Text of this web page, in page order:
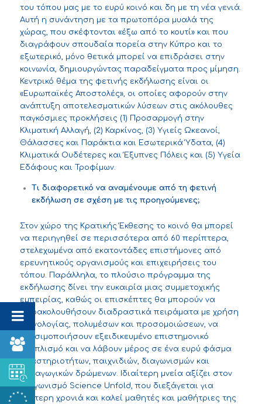
του τόπου μας με το ευρύ κοινό και δη με τη νέα γενιά.
Αυτή η συνάντηση με τα πρωτοπόρα μυαλά της
χώρας, που σκέφτονται «έξω από το κουτί» και που
διαγράφουν σπουδαία πορεία στην Κύπρο και το
εξωτερικό, μόνο θετικά μπορεί να επιδράσει στην
κοινωνία, δημιουργώντας παραδείγματα προς μίμηση.
Κεντρικό θέμα της φετινής εκδήλωσης είναι οι
«Ευρωπαϊκές Αποστολές», οι οποίες αφορούν στην
ανάπτυξη αποτελεσματικών λύσεων στις ακόλουθες
παγκόσμιες προκλήσεις (1) Προσαρμογή στην
Κλιματική Αλλαγή, (2) Καρκίνος, (3) Υγιείς Ωκεανοί,
Θάλασσες και Παράκτια και Εσωτερικά Ύδατα, (4)
Κλιματικά Ουδέτερες και Έξυπνες Πόλεις και (5) Υγεία
Εδάφους και Τροφίμων.
Τι διαφορετικό να αναμένουμε από τη φετινή
εκδήλωση σε σχέση με τις προηγούμενες;
Στον χώρο της Κρατικής Έκθεσης το κοινό θα μπορεί
να περιηγηθεί σε περισσότερα από 60 περίπτερα,
στελεχωμένα από εκατοντάδες επιστήμονες από
ερευνητικούς οργανισμούς και επιχειρήσεις του
τόπου. Παράλληλα, το πλούσιο πρόγραμμα της
εκδήλωσης δίνει την ευκαιρία μιας συμμετοχικής
εμπειρίας, καθώς οι επισκέπτες θα μπορούν να
παρακολουθήσουν διαδραστικά πειράματα με χρήση
τεχνολογίας, πολυμέσων και προσομοιώσεων, να
χρησιμοποιήσουν εξειδικευμένο επιστημονικό
εξοπλισμό και να λάβουν μέρος σε ένα ευρύ φάσμα
δραστηριοτήτων, παιχνιδιών, διαγωνισμών και
ψυχαγωγικών δρώμενων. Ιδιαίτερη μνεία αξίζει στον
διαγωνισμό Science Unfold, που διεξάγεται για
δεύτερη χρονιά και καλεί μαθητές και μαθήτριες της